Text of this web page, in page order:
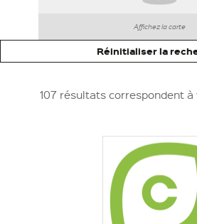
Affichez la carte
Réinitialiser la
107 résultats correspondent